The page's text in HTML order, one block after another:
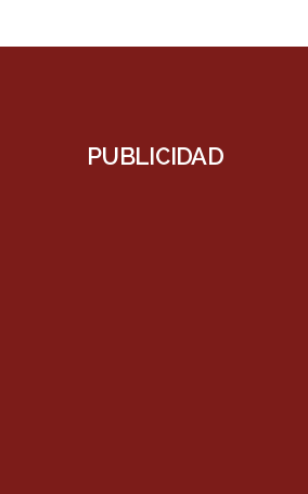
PUBLICIDAD